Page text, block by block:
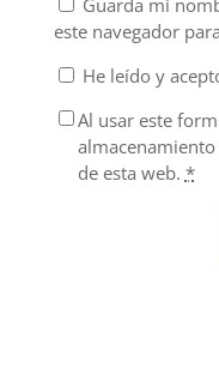
este navegador
He leído y
Al usar este
de esta web. *